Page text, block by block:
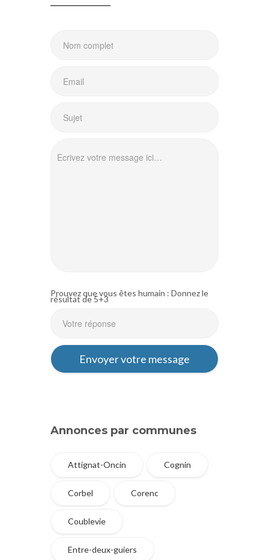
Prouvez que vous êtes humain : Donnez le
résultat de 5+3
Annonces par communes
Attignat-Oncin Cognin
Corbel Corenc
Coublevie
Entre-deux-guiers